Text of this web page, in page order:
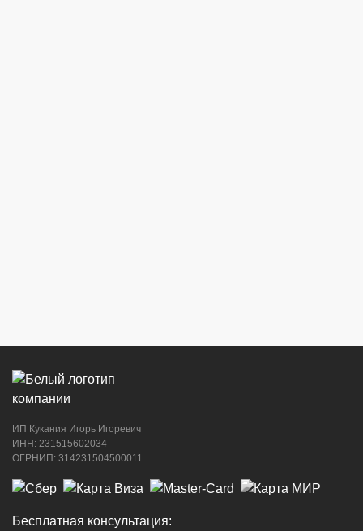
ИП Кукания Игорь Игоревич
ИНН: 231515602034
ОГРНИП: 314231504500011
Бесплатная консультация: